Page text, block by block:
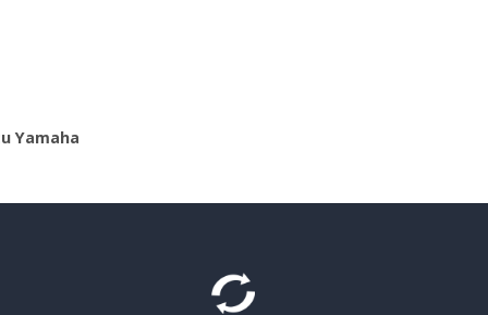
Yamaha